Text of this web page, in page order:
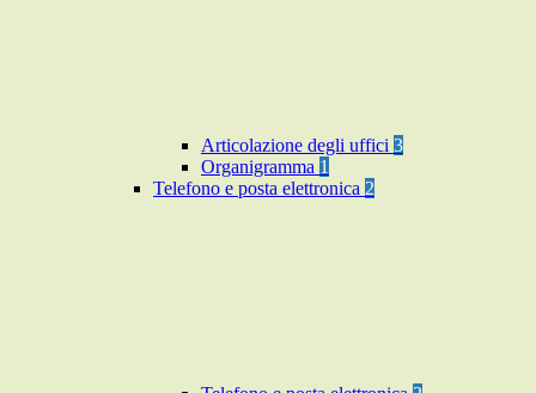
Articolazione degli uffici 3
Organigramma 1
Telefono e posta elettronica 2